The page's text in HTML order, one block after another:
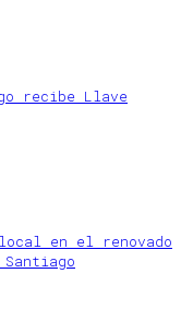
recibe Llave
en el renovado